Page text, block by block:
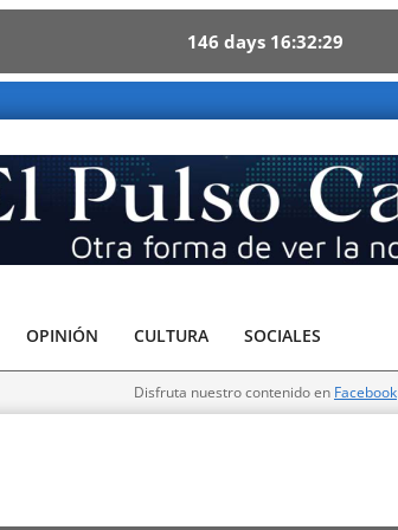
146 days 16 32 28
OPINIÓN CULTURA SOCIALES
Disfruta nuestro contenido en Facebook